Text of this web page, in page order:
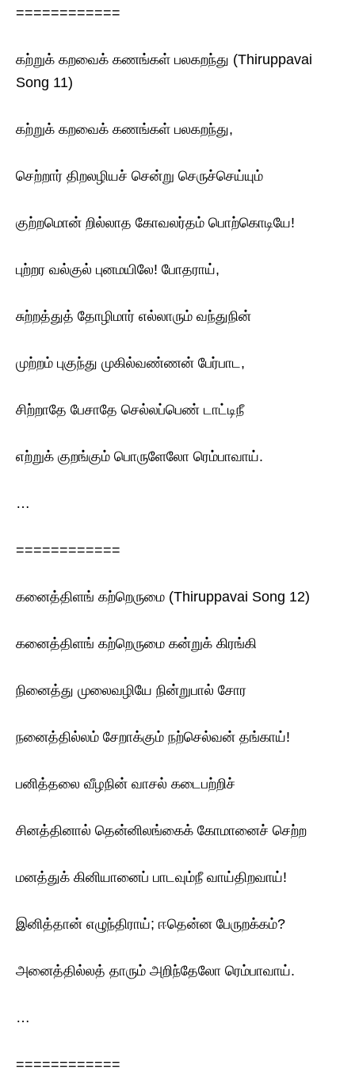
============
கற்றுக் கறவைக் கணங்கள் பலகறந்து (Thiruppavai
Song 11)
கற்றுக் கறவைக் கணங்கள் பலகறந்து,
செற்றார் திறலழியச் சென்று செருச்செய்யும்
குற்றமொன் றில்லாத கோவலர்தம் பொற்கொடியே!
புற்றர வல்குல் புனமயிலே! போதராய்,
சுற்றத்துத் தோழிமார் எல்லாரும் வந்துநின்
முற்றம் புகுந்து முகில்வண்ணன் பேர்பாட,
சிற்றாதே பேசாதே செல்லப்பெண் டாட்டிநீ
எற்றுக் குறங்கும் பொருளேலோ ரெம்பாவாய்.
…
============
கனைத்திளங் கற்றெருமை (Thiruppavai Song 12)
கனைத்திளங் கற்றெருமை கன்றுக் கிரங்கி
நினைத்து முலைவழியே நின்றுபால் சோர
நனைத்தில்லம் சேறாக்கும் நற்செல்வன் தங்காய்!
பனித்தலை வீழநின் வாசல் கடைபற்றிச்
சினத்தினால் தென்னிலங்கைக் கோமானைச் செற்ற
மனத்துக் கினியானைப் பாடவும்நீ வாய்திறவாய்!
இனித்தான் எழுந்திராய்; ஈதென்ன பேருறக்கம்?
அனைத்தில்லத் தாரும் அறிந்தேலோ ரெம்பாவாய்.
…
============